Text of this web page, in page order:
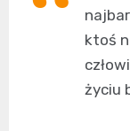
ktoś
życiu